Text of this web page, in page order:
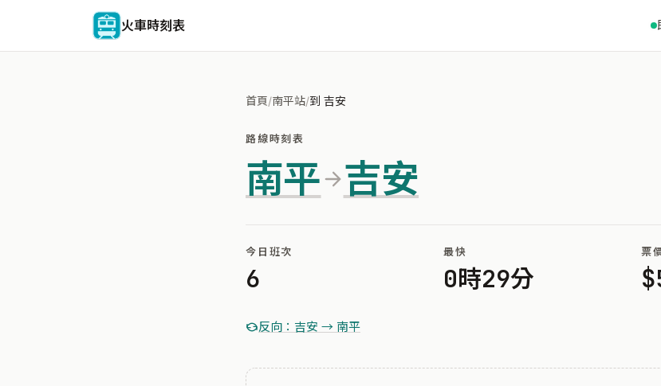
火車時刻表
首頁/南平站/到 吉安
路線時刻表
南平 吉安
今日班次
6
最快
0時29分
票
反向：吉安 → 南平